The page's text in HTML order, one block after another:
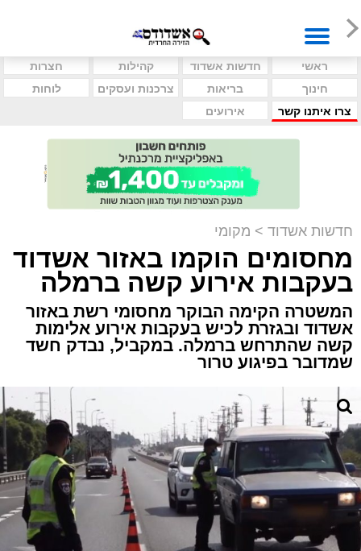
ראשי חדשות אשדוד קהילות
חצרות
חינוך
בריאות צרכנות ועסקים
לוחות
צרו איתנו קשר
אירועים
חדשות אשדוד > מקומי
מחסומים הוקמו באזור אשדוד
בעקבות אירוע קשה ברמלה
המשטרה הקימה הבוקר מחסומי רשת באזור
אשדוד ובגזרת לכיש בעקבות אירוע אלימות
קשה שהתרחש ברמלה. במקביל, נבדק חשד
שמדובר בפיגוע טרור